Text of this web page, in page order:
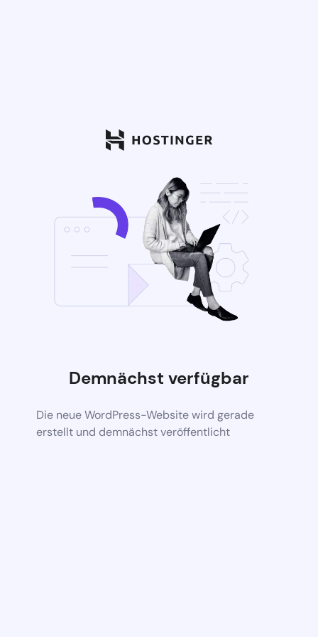
Demnächst verfügbar
Die neue WordPress-Website wird gerade
erstellt und demnächst veröffentlicht